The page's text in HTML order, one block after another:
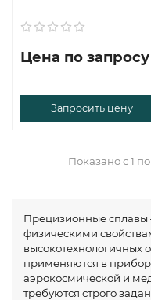
Цена по запросу
Запросить цену
Показано с 1 по
Прецизионные сплавы
физическими
высокотехнологичных
применяются в
аэрокосмической и
требуются строго